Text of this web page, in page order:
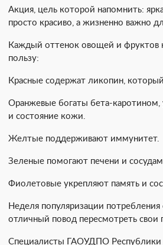
Акция, цель которой напомнить:
просто красиво, а жизненно важно
Каждый оттенок овощей и фруктов
пользу:
Красные содержат ликопин,
Оранжевые богаты бета-
и состояние кожи.
Желтые поддерживают иммунитет.
Зеленые помогают печени и
Фиолетовые укрепляют память и
Неделя популяризации
отличный повод пересмотреть свои
Специалисты ГАОУДПО